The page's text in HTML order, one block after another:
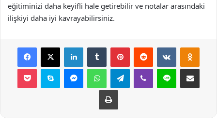
eğitiminizi daha keyifli hale getirebilir ve notalar arasındaki
ilişkiyi daha iyi kavrayabilirsiniz.
Facebook
X LinkedInTumblr PinterestReddit VKontakte
Pocket Skype MessengerWhatsAppTelegramViber Line E-Posta ile
Yazdır